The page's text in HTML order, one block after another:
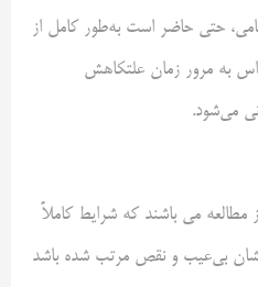
حتی حاضر است به‌طور کامل از
به مرور زمان علتکاهش
می‌شود.
مطالعه می باشند که شرایط کاملاً
بی‌عیب و نقص مرتب شده باشد